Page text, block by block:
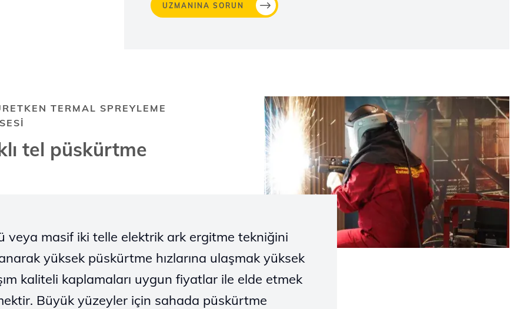
UZMANINA SORUN
TERMAL SPREYLEME
tel püskürtme
veya masif iki telle elektrik ark ergitme tekniğini
yüksek püskürtme hızlarına ulaşmak yüksek
kaliteli kaplamaları uygun fiyatlar ile elde etmek
Büyük yüzeyler için sahada püskürtme